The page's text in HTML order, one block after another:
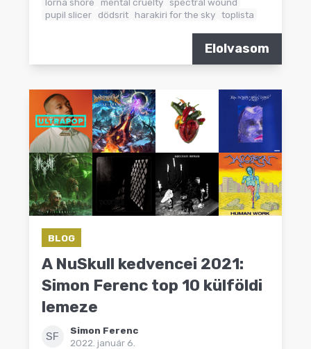
pupil slicer
dödsrit harakiri for the sky toplista
Elolvasom
BLOG
A NuSkull kedvencei 2021:
Simon Ferenc top 10 külföldi
lemeze
SF
Simon Ferenc
2022. január 6.